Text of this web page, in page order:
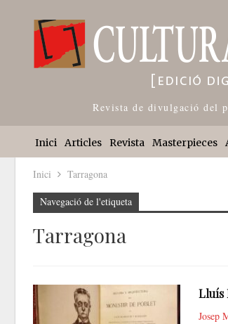
Revista de divulgació del
Inici Articles Revista Masterpieces
Inici Tarragona
Navegació de l'etiqueta
Tarragona
Lluís
Josep